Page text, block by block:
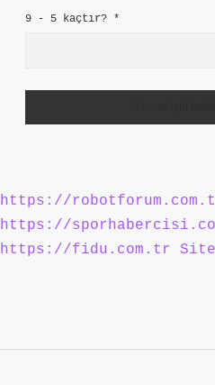
9 - 5 kaçtır? *
https://
https://
https://fidu.com.tr